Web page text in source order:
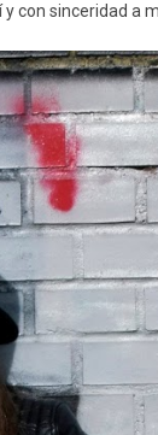
con sinceridad a